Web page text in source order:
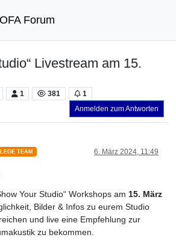
Forum
Livestream am 15.
1 381
1
Anmelden zum Antworten
TEAM 6. März 2024, 11:49
Your Studio“ Workshops am 15. März
Bilder & Infos zu eurem Studio
und live eine Empfehlung zur
zu bekommen.